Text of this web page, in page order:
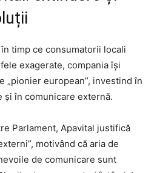
timp ce consumatorii locali
exagerate, compania își
„pionier european”, investind în
în comunicare externă.
Parlament, Apavital justifică
motivând că aria de
de comunicare sunt